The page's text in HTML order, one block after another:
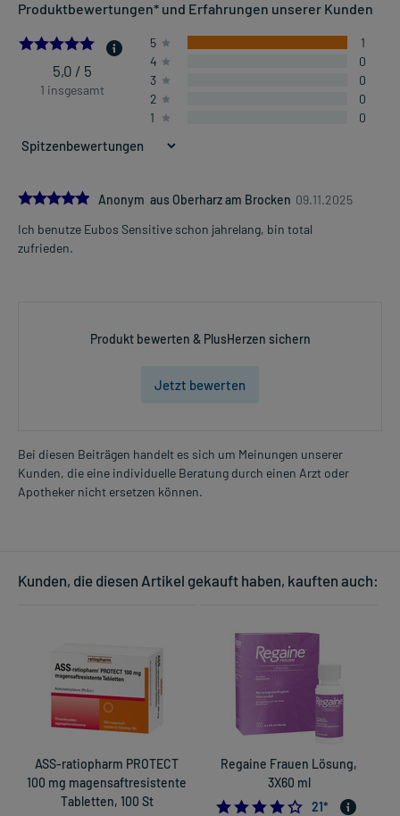
Produktbewertungen* und Erfahrungen unserer Kunden
5.0
5,0 / 5
1 insgesamt
5
1
4
0
3
0
2
0
1
0
5.0Anonym aus Oberharz am Brocken 09.11.2025
Ich benutze Eubos Sensitive schon jahrelang, bin total
zufrieden.
Produkt bewerten & PlusHerzen sichern
Jetzt bewerten
Bei diesen Beiträgen handelt es sich um Meinungen unserer
Kunden, die eine individuelle Beratung durch einen Arzt oder
Apotheker nicht ersetzen können.
Kunden, die diesen Artikel gekauft haben, kauften auch:
ASS-ratiopharm PROTECT
100 mg magensaftresistente
Tabletten, 100 St
Regaine Frauen Lösung,
3X60 ml
4.0
21*